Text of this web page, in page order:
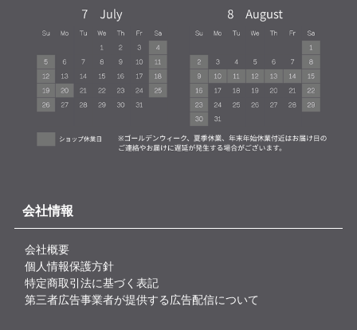
会社情報
会社概要
個人情報保護方針
特定商取引法に基づく表記
第三者広告事業者が提供する広告配信について